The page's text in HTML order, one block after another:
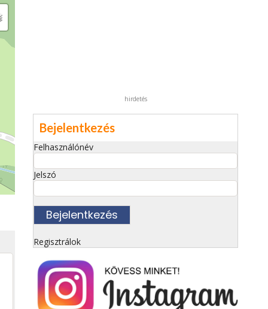
hirdetés
Bejelentkezés
Felhasználónév
Jelszó
Regisztrálok